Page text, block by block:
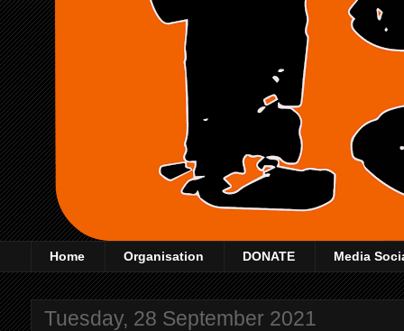
Home Organisation DONATE Media
Tuesday, 28 September 2021